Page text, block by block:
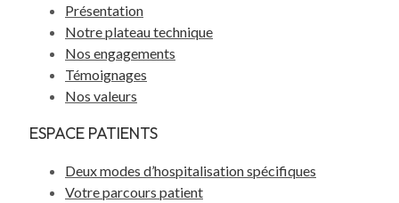
Présentation
Notre plateau technique
Nos engagements
Témoignages
Nos valeurs
ESPACE PATIENTS
Deux modes d’hospitalisation spécifiques
Votre parcours patient